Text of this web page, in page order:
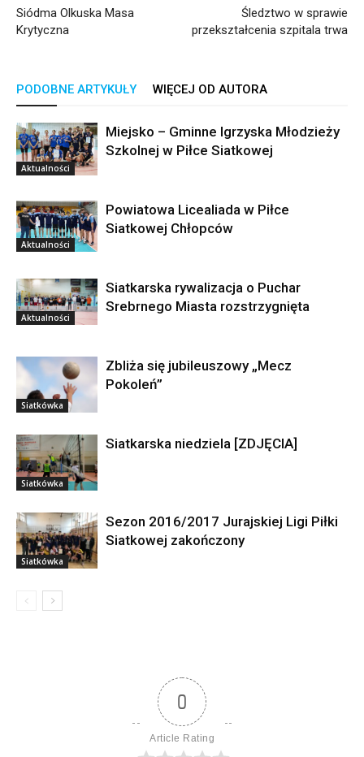
Siódma Olkuska Masa
Krytyczna
Śledztwo w sprawie
przekształcenia szpitala trwa
PODOBNE ARTYKUŁY WIĘCEJ OD AUTORA
Aktualności
Miejsko – Gminne Igrzyska Młodzieży
Szkolnej w Piłce Siatkowej
Aktualności
Powiatowa Licealiada w Piłce
Siatkowej Chłopców
Aktualności
Siatkarska rywalizacja o Puchar
Srebrnego Miasta rozstrzygnięta
Siatkówka
Zbliża się jubileuszowy „Mecz
Pokoleń”
Siatkówka
Siatkarska niedziela [ZDJĘCIA]
Siatkówka
Sezon 2016/2017 Jurajskiej Ligi Piłki
Siatkowej zakończony
0
Article Rating